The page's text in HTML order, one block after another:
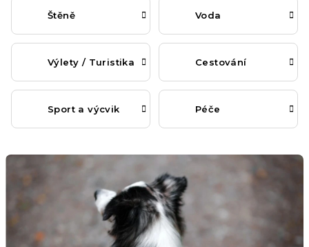
Štěně Voda
Výlety / Turistika Cestování
Sport a výcvik Péče
ý
p